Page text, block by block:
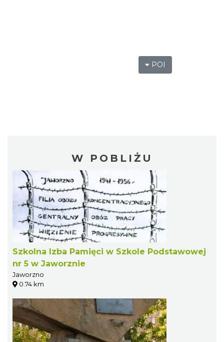
POI
W POBLIŻU
Szkolna Izba Pamięci w Szkole Podstawowej
nr 5 w Jaworznie
Jaworzno
0.74 km